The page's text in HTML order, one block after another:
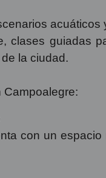
clases guiadas
la ciudad.
con un